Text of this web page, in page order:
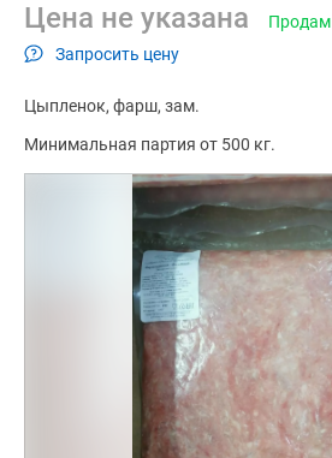
Цена не указана
Запросить цену
Продам
Цыпленок фарш зам.
Минимальная партия от 500 кг.